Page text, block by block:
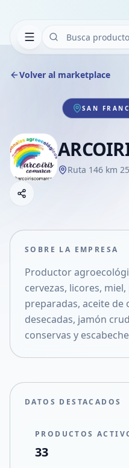
Volver al marketplace
SAN
Ruta 146 km
Compartir empresa
Compartir en X
SOBRE LA EMPRESA
Productor
cervezas, licores,
preparadas, aceite
desecadas, jamón
conservas y
DATOS DESTACADOS
PRODUCTOS
33